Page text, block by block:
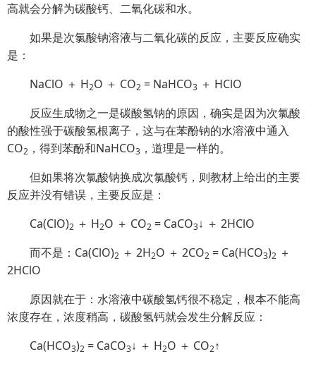
高就会分解为碳酸钙、二氧化碳和水。
如果是次氯酸钠溶液与二氧化碳的反应，主要反应确实
是：
NaClO ＋ H2O ＋ CO2 = NaHCO3 ＋ HClO
反应生成物之一是碳酸氢钠的原因，确实是因为次氯酸
的酸性强于碳酸氢根离子，这与在苯酚钠的水溶液中通入
CO2 ，得到苯酚和NaHCO3 ，道理是一样的。
但如果将次氯酸钠换成次氯酸钙，则教材上给出的主要
反应并没有错误，主要反应是：
Ca(ClO)2 ＋ H2O ＋ CO2 = CaCO3↓ ＋ 2HClO
而不是： Ca(ClO)2 ＋ 2H2O ＋ 2CO2 = Ca(HCO3)2 ＋
2HClO
原因就在于：水溶液中碳酸氢钙很不稳定，根本不能高
浓度存在，浓度稍高，碳酸氢钙就会发生分解反应：
Ca(HCO3)2 = CaCO3↓ ＋ H2O ＋ CO2↑